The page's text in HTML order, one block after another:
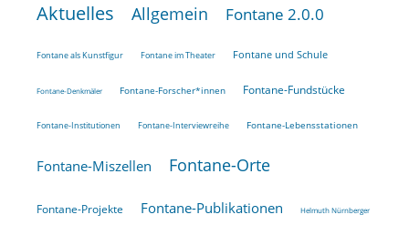
Aktuelles Allgemein Fontane 2.0.0
Fontane als Kunstfigur Fontane im Theater Fontane und Schule
Fontane-Denkmäler Fontane-Forscher*innen Fontane-Fundstücke
Fontane-Institutionen Fontane-Interviewreihe Fontane-Lebensstationen
Fontane-Miszellen Fontane-Orte
Fontane-Projekte Fontane-Publikationen Helmuth Nürnberger